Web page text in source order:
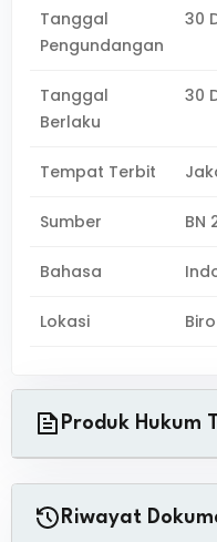
Tanggal
Pengundangan
30
Tanggal
Berlaku
30
Tempat Terbit
Sumber BN
Bahasa
Lokasi
Produk Hukum
Riwayat